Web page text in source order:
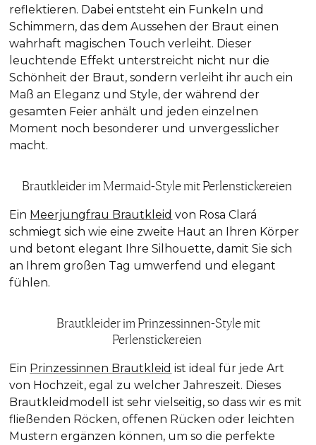
reflektieren. Dabei entsteht ein Funkeln und
Schimmern, das dem Aussehen der Braut einen
wahrhaft magischen Touch verleiht. Dieser
leuchtende Effekt unterstreicht nicht nur die
Schönheit der Braut, sondern verleiht ihr auch ein
Maß an Eleganz und Style, der während der
gesamten Feier anhält und jeden einzelnen
Moment noch besonderer und unvergesslicher
macht.
Brautkleider im Mermaid-Style mit Perlenstickereien
Ein Meerjungfrau Brautkleid von Rosa Clará
schmiegt sich wie eine zweite Haut an Ihren Körper
und betont elegant Ihre Silhouette, damit Sie sich
an Ihrem großen Tag umwerfend und elegant
fühlen.
Brautkleider im Prinzessinnen-Style mit
Perlenstickereien
Ein Prinzessinnen Brautkleid ist ideal für jede Art
von Hochzeit, egal zu welcher Jahreszeit. Dieses
Brautkleidmodell ist sehr vielseitig, so dass wir es mit
fließenden Röcken, offenen Rücken oder leichten
Mustern ergänzen können, um so die perfekte